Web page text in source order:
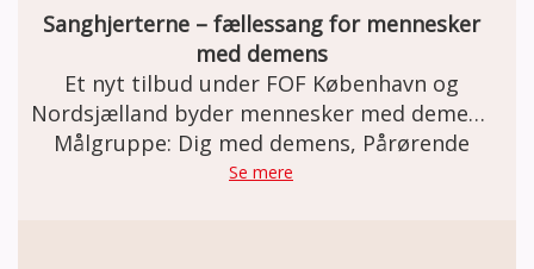
Sanghjerterne – fællessang for mennesker
med demens
Et nyt tilbud under FOF København og
Nordsjælland byder mennesker med demens
velkommen i et trygt og inkluderende
sangfællesskab. Her er fokus på glæden ved
Målgruppe: Dig med demens, Pårørende
Se mere